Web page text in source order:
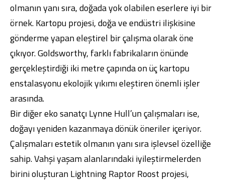
olmanın yanı sıra, doğada yok olabilen eserlere iyi bir
örnek. Kartopu projesi, doğa ve endüstri ilişkisine
gönderme yapan eleştirel bir çalışma olarak öne
çıkıyor. Goldsworthy, farklı fabrikaların önünde
gerçekleştirdiği iki metre çapında on üç kartopu
enstalasyonu ekolojik yıkımı eleştiren önemli işler
arasında.
Bir diğer eko sanatçı Lynne Hull’un çalışmaları ise,
doğayı yeniden kazanmaya dönük öneriler içeriyor.
Çalışmaları estetik olmanın yanı sıra işlevsel özelliğe
sahip. Vahşi yaşam alanlarındaki iyileştirmelerden
birini oluşturan Lightning Raptor Roost projesi,